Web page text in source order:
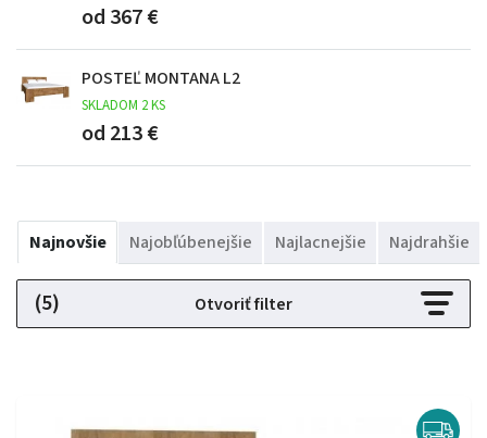
od 367 €
POSTEĽ MONTANA L2
SKLADOM 2 KS
od 213 €
Najnovšie Najobľúbenejšie Najlacnejšie Najdrahšie
(5) Otvoriť filter